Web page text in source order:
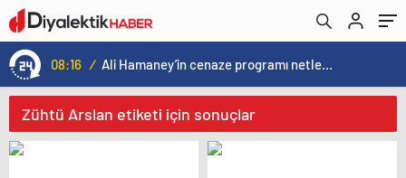
08:16 / Ali Hamaney’in cenaze programı netleşti: Yeni lider Mücteba Hamaney törenlere katılamayabilir
Zühtü Arslan etiketi için sonuçlar